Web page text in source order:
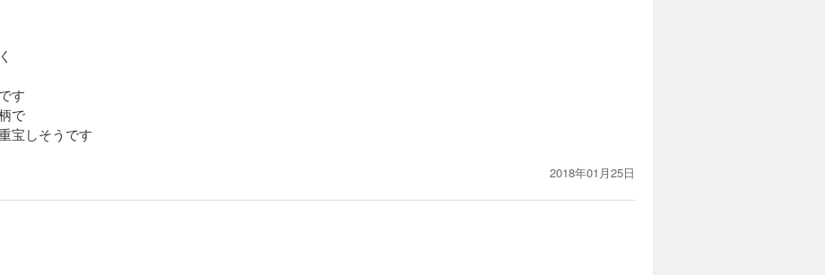
す
で
宝しそうです
2018年01月25日